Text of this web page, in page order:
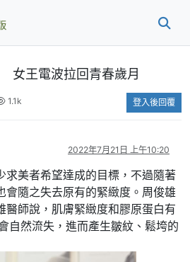
女王電波拉回青春歲月
1.1k 登入後回覆
2022年7月21日 上午10:20
求美者希望達成的目標，不過隨著
會隨之失去原有的緊緻度。周俊雄
醫師說，肌膚緊緻度和膠原蛋白有
自然流失，進而產生皺紋、鬆垮的